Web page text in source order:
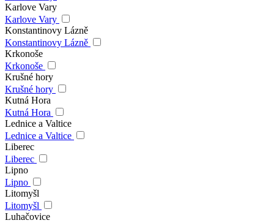
Karlove Vary
Karlove Vary
Konstantinovy Lázně
Konstantinovy Lázně
Krkonoše
Krkonoše
Krušné hory
Krušné hory
Kutná Hora
Kutná Hora
Lednice a Valtice
Lednice a Valtice
Liberec
Liberec
Lipno
Lipno
Litomyšl
Litomyšl
Luhačovice